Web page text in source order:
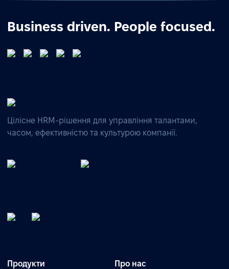
Business driven. People focused.
Цілісне HRM-рішення для управління талантами,
часом, ефективністю та культурою компанії.
Продукти Про нас